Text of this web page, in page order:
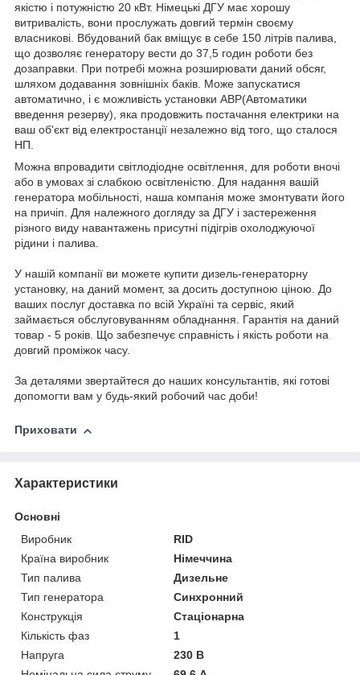
якістю і потужністю 20 кВт. Німецькі ДГУ має хорошу
витривалість, вони прослужать довгий термін своєму
власникові. Вбудований бак вміщує в себе 150 літрів палива,
що дозволяє генератору вести до 37,5 годин роботи без
дозаправки. При потребі можна розширювати даний обсяг,
шляхом додавання зовнішніх баків. Може запускатися
автоматично, і є можливість установки АВР(Автоматики
введення резерву), яка продовжить постачання електрики на
ваш об'єкт від електростанції незалежно від того, що сталося
НП.
Можна впровадити світлодіодне освітлення, для роботи вночі
або в умовах зі слабкою освітленістю. Для надання вашій
генератора мобільності, наша компанія може змонтувати його
на причіп. Для належного догляду за ДГУ і застереження
різного виду навантажень присутні підігрів охолоджуючої
рідини і палива.
У нашій компанії ви можете купити дизель-генераторну
установку, на даний момент, за досить доступною ціною. До
ваших послуг доставка по всій Україні та сервіс, який
займається обслуговуванням обладнання. Гарантія на даний
товар - 5 років. Що забезпечує справність і якість роботи на
довгий проміжок часу.
За деталями звертайтеся до наших консультантів, які готові
допомогти вам у будь-який робочий час доби!
Приховати
Характеристики
Основні
Виробник
RID
Країна виробник
Німеччина
Тип палива
Дизельне
Тип генератора
Синхронний
Конструкція
Стаціонарна
Кількість фаз
1
Напруга
230 В